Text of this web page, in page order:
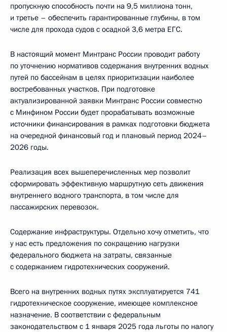
пропускную способность почти на 9,5 миллиона тонн,
и третье – обеспечить гарантированные глубины, в том
числе для прохода судов с осадкой 3,6 метра ЕГС.
В настоящий момент Минтранс России проводит работу
по уточнению нормативов содержания внутренних водных
путей по бассейнам в целях приоритизации наиболее
востребованных участков. При подготовке
актуализированной заявки Минтранс России совместно
с Минфином России будет прорабатывать возможные
источники финансирования в рамках подготовки бюджета
на очередной финансовый год и плановый период 2024–
2026 годы.
Реализация всех вышеперечисленных мер позволит
сформировать эффективную маршрутную сеть движения
внутреннего водного транспорта, в том числе для
пассажирских перевозок.
Содержание инфраструктуры. Отдельно хочу отметить, что
у нас есть предложения по сокращению нагрузки
федерального бюджета на затраты, связанные
с содержанием гидротехнических сооружений.
Всего на внутренних водных путях эксплуатируется 741
гидротехническое сооружение, имеющее комплексное
назначение. В соответствии с федеральным
законодательством с 1 января 2025 года льготы по налогу